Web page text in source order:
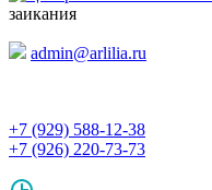
заикания
admin@arlilia.ru
+7 (929) 588-12-38
+7 (926) 220-73-73